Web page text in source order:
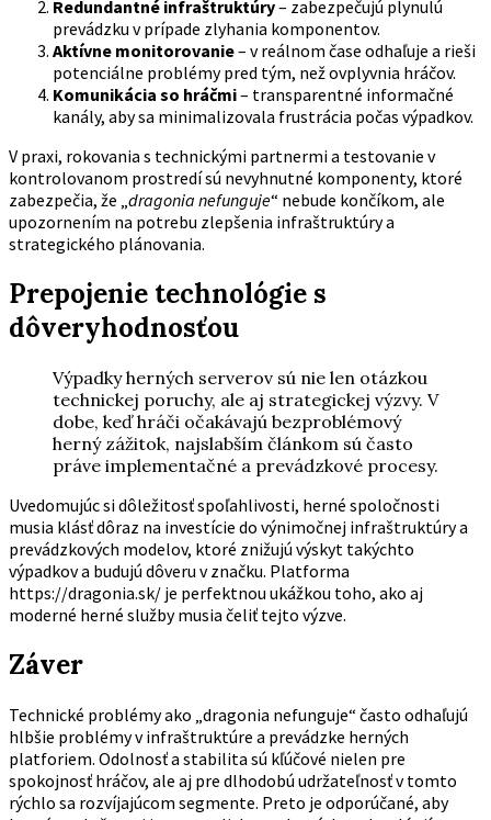
Redundantné infraštruktúry– zabezpečujú plynulú
prevádzku v prípade zlyhania komponentov.
Aktívne monitorovanie– v reálnom čase odhaľuje a rieši
potenciálne problémy pred tým, než ovplyvnia hráčov.
Komunikácia so hráčmi– transparentné informačné
kanály, aby sa minimalizovala frustrácia počas výpadkov.
V praxi, rokovania s technickými partnermi a testovanie v
kontrolovanom prostredí sú nevyhnutné komponenty, ktoré
zabezpečia, že „dragonia nefunguje“ nebude končíkom, ale
upozornením na potrebu zlepšenia infraštruktúry a
strategického plánovania.
Prepojenie technológie s
dôveryhodnosťou
Výpadky herných serverov sú nie len otázkou
technickej poruchy, ale aj strategickej výzvy. V
dobe, keď hráči očakávajú bezproblémový
herný zážitok, najslabším článkom sú často
práve implementačné a prevádzkové procesy.
Uvedomujúc si dôležitosť spoľahlivosti, herné spoločnosti
musia klásť dôraz na investície do výnimočnej infraštruktúry a
prevádzkových modelov, ktoré znižujú výskyt takýchto
výpadkov a budujú dôveru v značku. Platforma
https://dragonia.sk/ je perfektnou ukážkou toho, ako aj
moderné herné služby musia čeliť tejto výzve.
Záver
Technické problémy ako „ dragonia nefunguje“ často odhaľujú
hlbšie problémy v infraštruktúre a prevádzke herných
platforiem. Odolnosť a stabilita sú kľúčové nielen pre
spokojnosť hráčov, ale aj pre dlhodobú udržateľnosť v tomto
rýchlo sa rozvíjajúcom segmente. Preto je odporúčané, aby